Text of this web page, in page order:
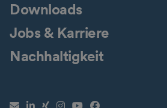
Downloads
Jobs & Karriere
Nachhaltigkeit
Newsletter
LinkedIn
XINGInstagram
YouTubeFacebook